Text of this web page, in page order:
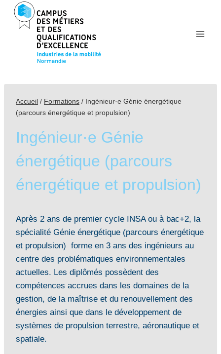
Aller
Accueil / Formations / Ingénieur·e Génie énergétique
(parcours énergétique et propulsion)
Ingénieur·e Génie
énergétique (parcours
énergétique et propulsion)
Après 2 ans de premier cycle INSA ou à bac+2, la
spécialité Génie énergétique (parcours énergétique
et propulsion) forme en 3 ans des ingénieurs au
centre des problématiques environnementales
actuelles. Les diplômés possèdent des
compétences accrues dans les domaines de la
gestion, de la maîtrise et du renouvellement des
énergies ainsi que dans le développement de
systèmes de propulsion terrestre, aéronautique et
spatiale.